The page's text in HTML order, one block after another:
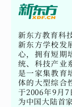
新东方教育科
新东方学校发
心，拥有短期
统、科技产业
是一家集教育
体的大型综合
于2006年9月
为中国大陆首